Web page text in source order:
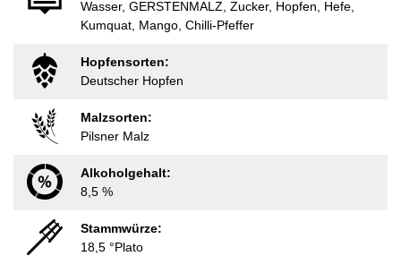
Wasser, GERSTENMALZ, Zucker, Hopfen, Hefe,
Kumquat, Mango, Chilli-Pfeffer
Hopfensorten:
Deutscher Hopfen
Malzsorten:
Pilsner Malz
Alkoholgehalt:
8,5 %
Stammwürze:
18,5 °Plato